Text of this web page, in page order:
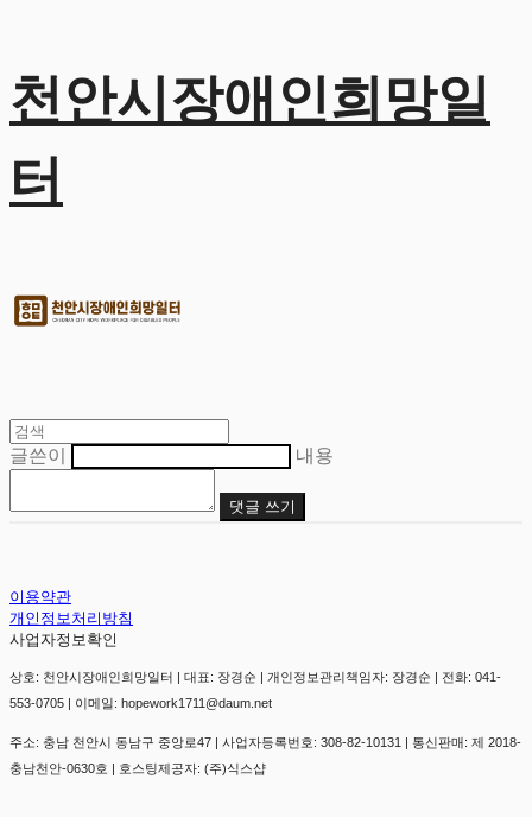
천안시장애인희망일
터
글쓴이 내용
댓글 쓰기
이용약관
개인정보처리방침
사업자정보확인
상호: 천안시장애인희망일터 | 대표: 장경순 | 개인정보관리책임자: 장경순 | 전화: 041-
553-0705 | 이메일: hopework1711@daum.net
주소: 충남 천안시 동남구 중앙로47 | 사업자등록번호: 308-82-10131 | 통신판매: 제 2018-
충남천안-0630호 | 호스팅제공자: (주)식스샵